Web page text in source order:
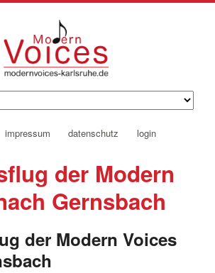
impressum datenschutz login
der Modern
Gernsbach
der Modern Voices